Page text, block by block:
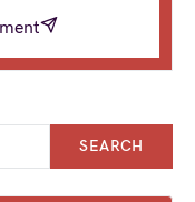
SEARCH